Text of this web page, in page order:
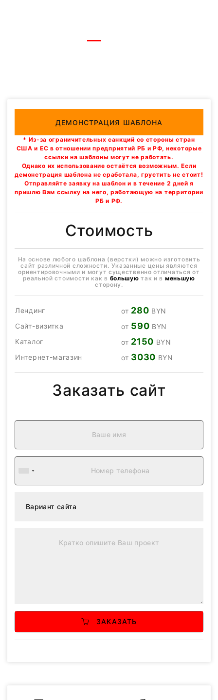
ДЕМОНСТРАЦИЯ ШАБЛОНА
* Из-за ограничительных санкций со стороны стран
США и ЕС в отношении предприятий РБ и РФ, некоторые
ссылки на шаблоны могут не работать.
Однако их использование остаётся возможным. Если
демонстрация шаблона не сработала, грустить не стоит!
Отправляйте заявку на шаблон и в течение 2 дней я
пришлю Вам ссылку на него, работающую на территории
РБ и РФ.
Стоимость
На основе любого шаблона (верстки) можно изготовить
сайт различной сложности. Указанные цены являются
ориентировочными и могут существенно отличаться от
реальной стоимости как в большую так и в меньшую
сторону.
Лендинг от 280 BYN
Сайт-визитка
от 590 BYN
Каталог
от 2150 BYN
Интернет-магазин
от 3030 BYN
Заказать сайт
ЗАКАЗАТЬ